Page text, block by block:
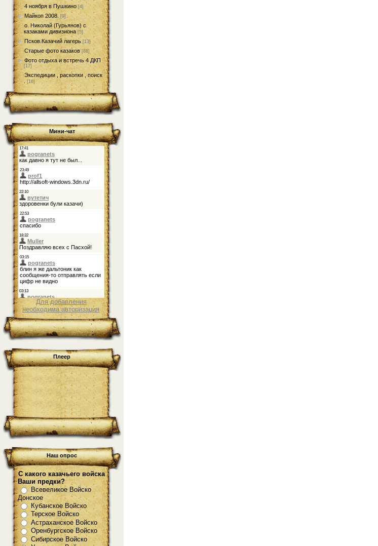
4 ноября в Пушкино [4]
Майкоп 2008. [9]
о. Николай (Гурьянов) с
казаками дивизиона [5]
Псков.Казачий лагерь [13]
Старые фото казаков [88]
Фото отдыха и встречь 4 ДКП
[17]
Экспедиции , раскопки , поиск
. [16]
Мини-чат
Для добавления
необходима авторизация
Плеер
Наш опрос
С какого казачьего войска
Ваши предки?
Всевеликое Войско
Донское
Кубанское Войско
Терское Войско
Астраханское Войско
Оренбургское Войско
Сибирское Войско